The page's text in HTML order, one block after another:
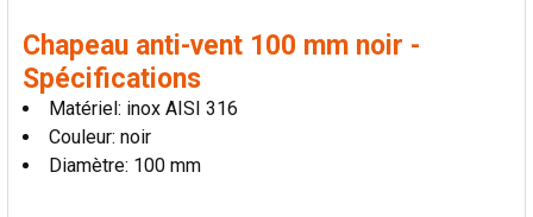
LA
SÉLECTION
AU PANIER
Chapeau anti-vent 100 mm noir -
Spécifications
Matériel: inox AISI 316
Couleur: noir
Diamètre: 100 mm